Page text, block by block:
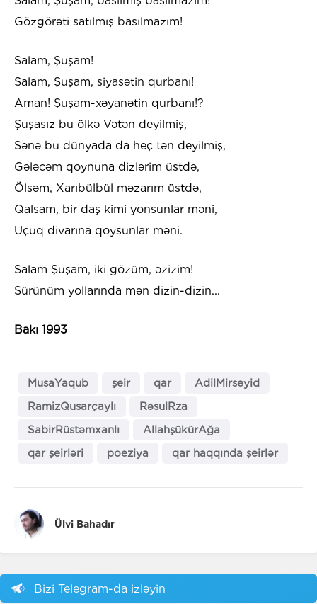
Gözgörəti satılmış basılmazım!
Salam, Şuşam!
Salam, Şuşam, siyasətin qurbanı!
Aman! Şuşam-xəyanətin qurbanı!?
Şuşasız bu ölkə Vətən deyilmiş,
Sənə bu dünyada da heç tən deyilmiş,
Gələcəm qoynuna dizlərim üstdə,
Ölsəm, Xarıbülbül məzarım üstdə,
Qalsam, bir daş kimi yonsunlar məni,
Uçuq divarına qoysunlar məni.
Salam Şuşam, iki gözüm, əzizim!
Sürünüm yollarında mən dizin-dizin...
Bakı 1993
MusaYaqub şeir qar
AdilMirseyid
RamizQusarçaylı
RəsulRza
SabirRüstəmxanlı
AllahşükürAğa
qar şeirləri
poeziya qar haqqında şeirlər
Ülvi Bahadır
Bizi Telegram-da izləyin